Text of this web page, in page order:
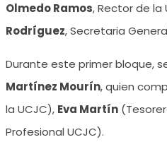
Olmedo Ramos, Rector de
Rodríguez, Secretaria
Durante este primer bloque,
Martínez Mourín, quien
la UCJC), Eva Martín
Profesional UCJC).